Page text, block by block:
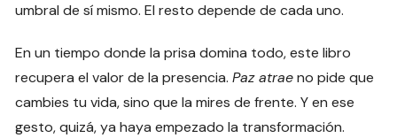
umbral de sí mismo. El resto depende de cada uno.
En un tiempo donde la prisa domina todo, este libro
recupera el valor de la presencia.Paz atraeno pide que
cambies tu vida, sino que la mires de frente. Y en ese
gesto, quizá, ya haya empezado la transformación.